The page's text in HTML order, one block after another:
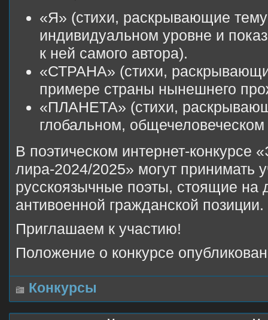
«Я» (стихи, раскрывающие тему
индивидуальном уровне и
к ней самого автора).
«СТРАНА» (стихи,
примере страны нынешнего
«ПЛАНЕТА» (стихи,
глобальном,
В поэтическом интернет-конкурсе
лира-2024/2025» могут принимать
русскоязычные поэты, стоящие на
антивоенной гражданской позиции.
Приглашаем к участию!
Положение о конкурсе
Конкурсы